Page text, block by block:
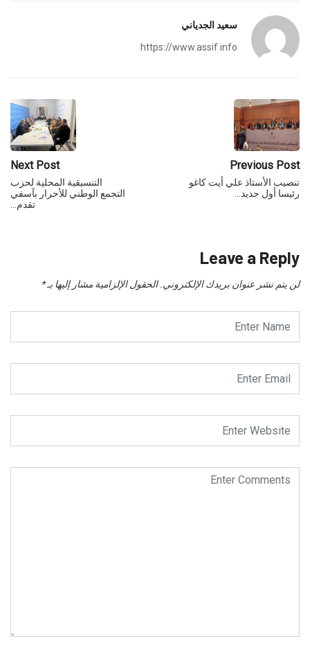
سعيد الجدياني
https://www.assif.info
Previous Post
تنصيب الأستاذ علي أيت كاغو
رئيسا أول جديد…
Next Post
التنسيقية المحلية لحزب
التجمع الوطني للأحرار بآسفي
تقدم…
Leave a Reply
لن يتم نشر عنوان بريدك الإلكتروني. الحقول الإلزامية مشار إليها بـ*